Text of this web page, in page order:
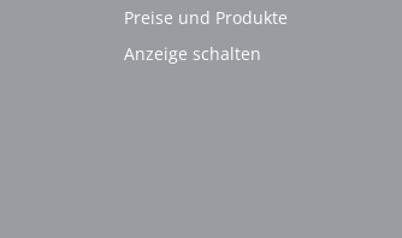
Preise und Produkte
Anzeige schalten